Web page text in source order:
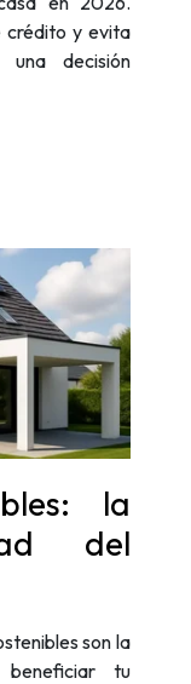
crédito y evita
decisión
la
del
son la
beneficiar tu